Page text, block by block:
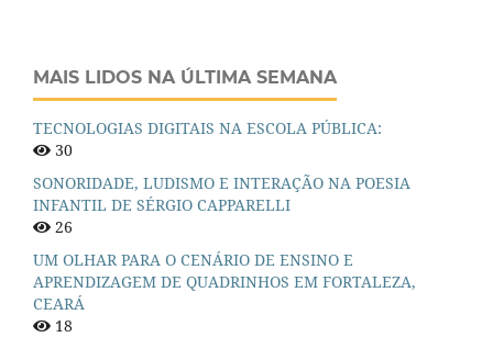
MAIS LIDOS NA ÚLTIMA SEMANA
TECNOLOGIAS DIGITAIS NA ESCOLA PÚBLICA:
30
SONORIDADE, LUDISMO E INTERAÇÃO NA POESIA
INFANTIL DE SÉRGIO CAPPARELLI
26
UM OLHAR PARA O CENÁRIO DE ENSINO E
APRENDIZAGEM DE QUADRINHOS EM FORTALEZA,
CEARÁ
18